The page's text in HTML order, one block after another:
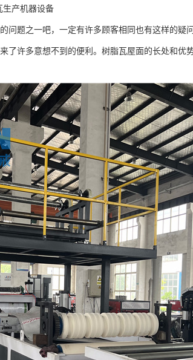
生产机器设备
题之一吧，一定有许多顾客相同也有这样的疑
许多意想不到的便利。树脂瓦屋面的长处和优